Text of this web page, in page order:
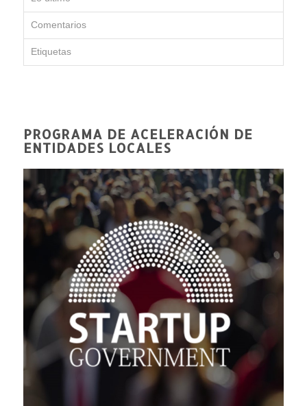
Comentarios
Etiquetas
PROGRAMA DE ACELERACIÓN DE
ENTIDADES LOCALES